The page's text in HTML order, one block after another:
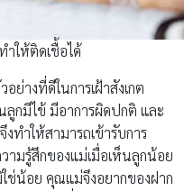
ให้ติดเชื้อได้
ย่างที่ดีในการเฝ้าสังเกต
ลูกมีไข้ มีอาการผิดปกติ และ
ทำให้สามารถเข้ารับการ
ามรู้สึกของแม่เมื่อเห็นลูกน้อย
ช่น้อย คุณแม่จึงอยากของฝาก